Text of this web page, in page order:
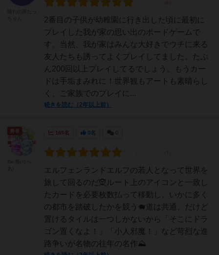
2番目の子供が幼稚園に行き出した頃に最初に
プレイした我が家の思い出のボードゲームで
す。当然、我が家はみんな大好きでウチに来る
友人たちも誘ってよくプレイしてました。たぶ
ん200回以上プレイしてるでしょう。もうカー
ドは手垢まみれに！世界観もアートも素晴らし
く、ご家族でのプレイに...
続きを読む（2年以上前）
169名 0名
エルフェンランドエルフの若人となって世界を
旅して回るのだ🧝ルート上のアイコンと一致し
たカードを必要枚数払って移動し、いかに多く
の都市を踏破したかを競う🐗道は共通、だけど
置けるタイルは一つしかないから「そこにドラ
ゴン置くなよ！」「小人邪魔！」など苛烈な進
路争いが名物の往年の名作⛰️